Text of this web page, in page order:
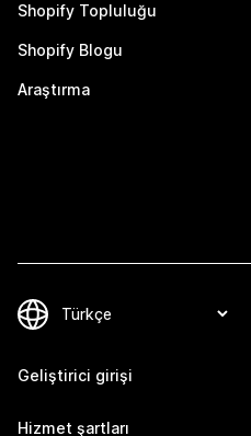
Shopify Topluluğu
Shopify Blogu
Araştırma
Geliştirici girişi
Hizmet şartları